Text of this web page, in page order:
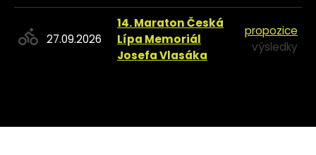
27.09.2026
14. Maraton Česká
Lípa Memoriál
Josefa Vlasáka
propozice
výsledky